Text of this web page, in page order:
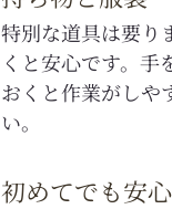
特別な道具は要り
くと安心です。
おくと作業がしや
い。
初めてでも安